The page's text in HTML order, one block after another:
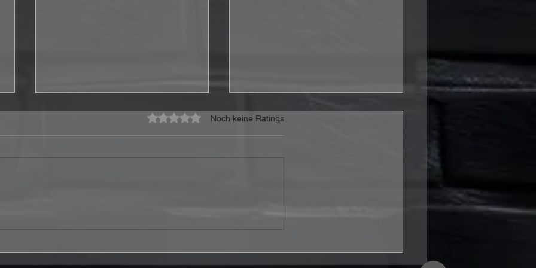
Mit 0 von 5 Sternen bewertet.
Noch keine Ratings